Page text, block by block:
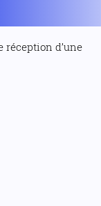
réception d’une